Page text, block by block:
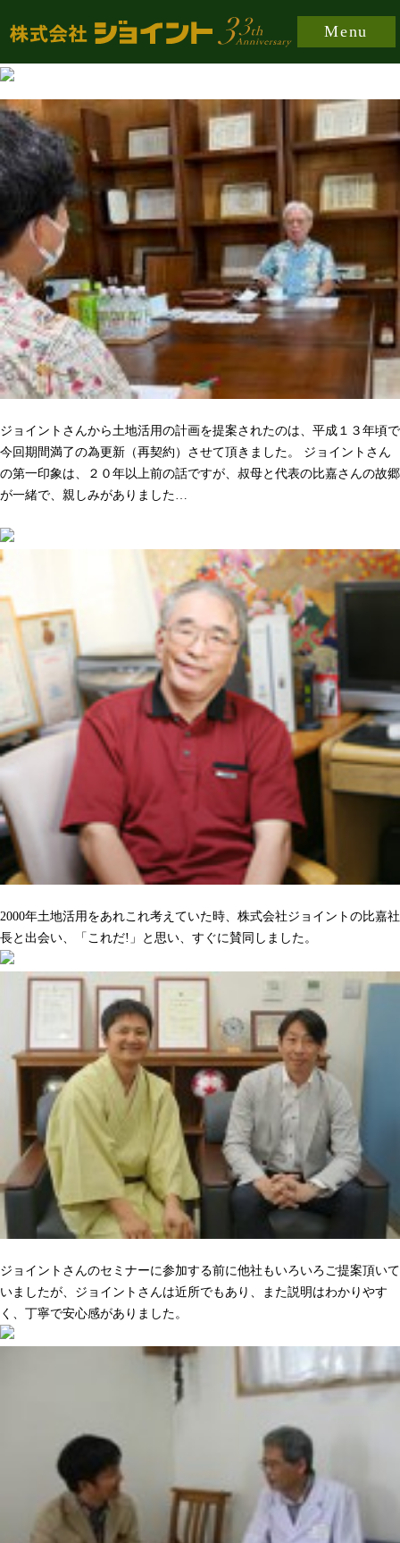
Menu
fancybox/fancybox/jquery.fancybox-1.3.8.min.css
ジョイントさんから土地活用の計画を提案されたのは、平成１３年頃で
今回期間満了の為更新（再契約）させて頂きました。 ジョイントさん
の第一印象は、２０年以上前の話ですが、叔母と代表の比嘉さんの故郷
が一緒で、親しみがありました…
2000年土地活用をあれこれ考えていた時、株式会社ジョイントの比嘉社
長と出会い、「これだ!」と思い、すぐに賛同しました。
ジョイントさんのセミナーに参加する前に他社もいろいろご提案頂いて
いましたが、ジョイントさんは近所でもあり、また説明はわかりやす
く、丁寧で安心感がありました。